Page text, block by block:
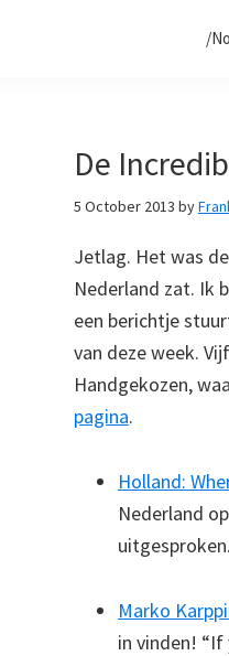
/
De
5 October 2013 by
Jetlag. Het was
Nederland zat. Ik
een berichtje
van deze week.
Handgekozen,
pagina.
Holland:
Nederland
Marko
in vinden!